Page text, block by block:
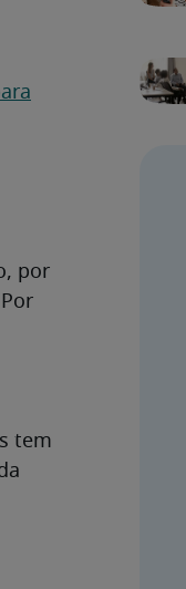
por
tem